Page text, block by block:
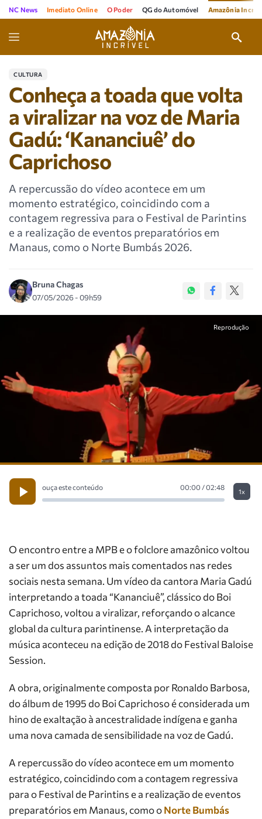
NC News Imediato Online O Poder QG do Automóvel Amazônia
CULTURA
Conheça a toada que volta
a viralizar na voz de Maria
Gadú: ‘Kananciuê’ do
Caprichoso
A repercussão do vídeo acontece em um
momento estratégico, coincidindo com a
contagem regressiva para o Festival de Parintins
e a realização de eventos preparatórios em
Manaus, como o Norte Bumbás 2026.
Bruna Chagas
07/05/2026 - 09h59
Reprodução
ouça este conteúdo 00:00 / 02:48
1x
O encontro entre a MPB e o folclore amazônico voltou
a ser um dos assuntos mais comentados nas redes
sociais nesta semana. Um vídeo da cantora Maria Gadú
interpretando a toada “Kananciuê”, clássico do Boi
Caprichoso, voltou a viralizar, reforçando o alcance
global da cultura parintinense. A interpretação da
música aconteceu na edição de 2018 do Festival Baloise
Session.
A obra, originalmente composta por Ronaldo Barbosa,
do álbum de 1995 do Boi Caprichoso é considerada um
hino de exaltação à ancestralidade indígena e ganha
uma nova camada de sensibilidade na voz de Gadú.
A repercussão do vídeo acontece em um momento
estratégico, coincidindo com a contagem regressiva
para o Festival de Parintins e a realização de eventos
preparatórios em Manaus, como oNorte Bumbás